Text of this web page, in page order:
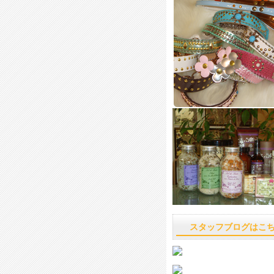
スタッフブログはこ